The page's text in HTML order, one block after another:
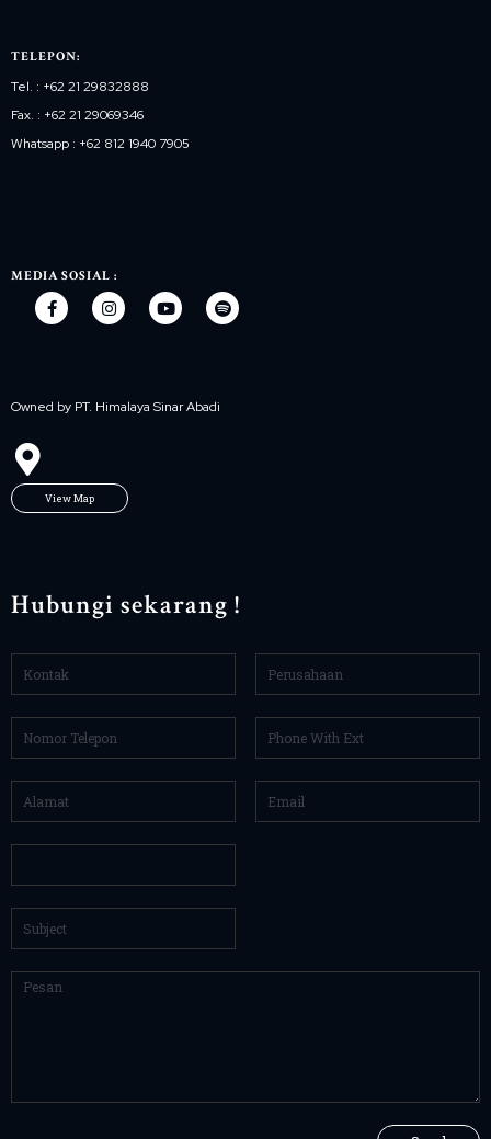
TELEPON:
Tel. : +62 21 29832888
Fax. : +62 21 29069346
Whatsapp : +62 812 1940 7905
MEDIA SOSIAL :
Owned by PT. Himalaya Sinar Abadi
View Map
Hubungi sekarang !